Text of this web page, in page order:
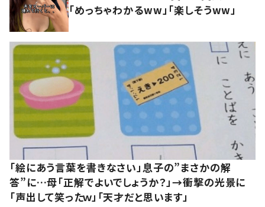
「めっちゃわかるww」「楽しそうww」
「絵にあう言葉を書きなさい」息子の”まさかの解
答”に…母「正解でよいでしょうか？」→衝撃の光景に
「声出して笑ったｗ」「天才だと思います」